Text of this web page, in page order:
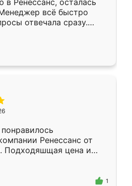
в Ренессанс, осталась
всё быстро
отвечала сразу.
в субботу, подошёл к
Собрали
аккуратно, даже
Ренессанс от
Подходяшщая цена и
Приехавший
Владислав
эскизу самый
1